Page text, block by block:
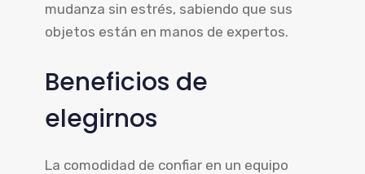
mudanza sin estrés, sabiendo que sus
objetos están en manos de expertos.
Beneficios de
elegirnos
La comodidad de confiar en un equipo